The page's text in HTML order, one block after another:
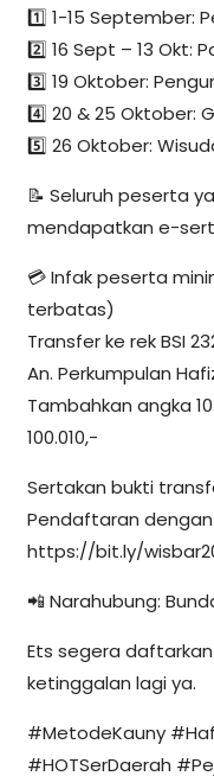
1️⃣ 1-15 September:
2️⃣ 16 Sept – 13 Okt:
3️⃣ 19 Oktober:
4️⃣ 20 & 25 Oktober:
5️⃣ 26 Oktober:
📝 Seluruh peserta
mendapatkan e-
💳 Infak peserta
terbatas)
Transfer ke rek BSI
An. Perkumpulan
Tambahkan angka
100.010,-
Sertakan bukti
Pendaftaran dengan
https://bit.ly/
📲 Narahubung:
Ets segera
ketinggalan lagi ya.
#MetodeKauny
#HOTSerDaerah